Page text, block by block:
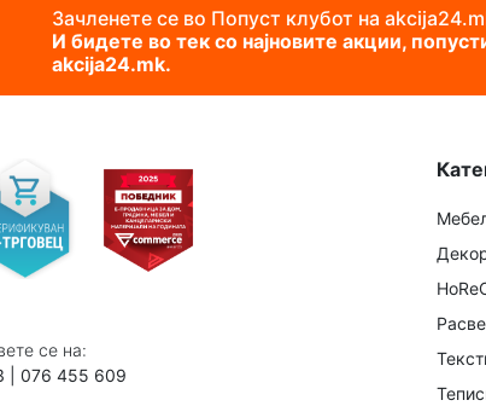
Зачленете се во Попуст клубот на
И бидете во тек со најновите акции,
akcija24.mk.
се на:
076 455 609